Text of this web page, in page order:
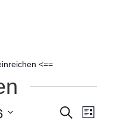
<==
Suche
Liste